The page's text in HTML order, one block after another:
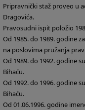
Pripravnički staž proveo u
Dragovića.
Pravosudni ispit položio
Od 1985. do 1989. godine
na poslovima pružanja
Od 1989. do 1992. godine
Bihaću.
Od 1992. do 1996. godine
Bihaću.
Od 01.06.1996. godine